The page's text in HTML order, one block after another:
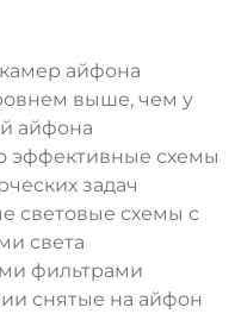
айфона
выше, чем у
айфона
эффективные схемы
задач
световые схемы с
света
фильтрами
снятые на айфон